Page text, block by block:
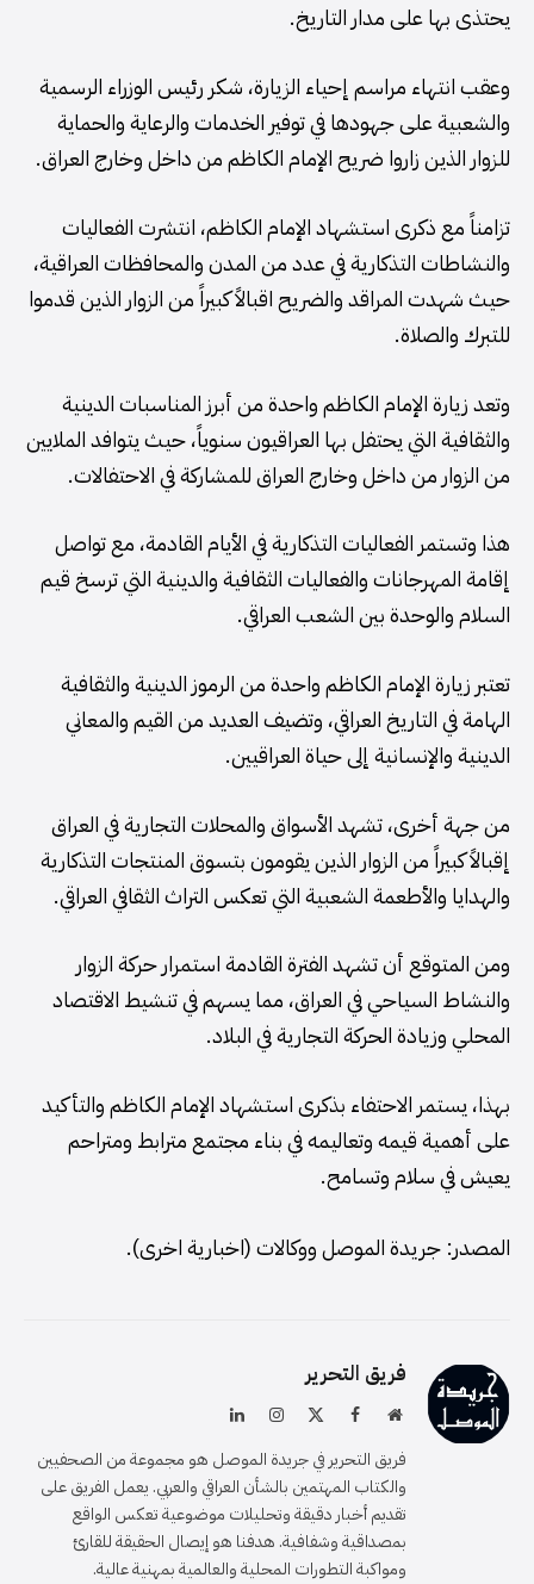
يحتذى بها على مدار التاريخ.
وعقب انتهاء مراسم إحياء الزيارة، شكر رئيس الوزراء الرسمية
والشعبية على جهودها في توفير الخدمات والرعاية والحماية
للزوار الذين زاروا ضريح الإمام الكاظم من داخل وخارج العراق.
تزامناً مع ذكرى استشهاد الإمام الكاظم، انتشرت الفعاليات
والنشاطات التذكارية في عدد من المدن والمحافظات العراقية،
حيث شهدت المراقد والضريح اقبالاً كبيراً من الزوار الذين قدموا
للتبرك والصلاة.
وتعد زيارة الإمام الكاظم واحدة من أبرز المناسبات الدينية
والثقافية التي يحتفل بها العراقيون سنوياً، حيث يتوافد الملايين
من الزوار من داخل وخارج العراق للمشاركة في الاحتفالات.
هذا وتستمر الفعاليات التذكارية في الأيام القادمة، مع تواصل
إقامة المهرجانات والفعاليات الثقافية والدينية التي ترسخ قيم
السلام والوحدة بين الشعب العراقي.
تعتبر زيارة الإمام الكاظم واحدة من الرموز الدينية والثقافية
الهامة في التاريخ العراقي، وتضيف العديد من القيم والمعاني
الدينية والإنسانية إلى حياة العراقيين.
من جهة أخرى، تشهد الأسواق والمحلات التجارية في العراق
إقبالاً كبيراً من الزوار الذين يقومون بتسوق المنتجات التذكارية
والهدايا والأطعمة الشعبية التي تعكس التراث الثقافي العراقي.
ومن المتوقع أن تشهد الفترة القادمة استمرار حركة الزوار
والنشاط السياحي في العراق، مما يسهم في تنشيط الاقتصاد
المحلي وزيادة الحركة التجارية في البلاد.
بهذا، يستمر الاحتفاء بذكرى استشهاد الإمام الكاظم والتأكيد
على أهمية قيمه وتعاليمه في بناء مجتمع مترابط ومتراحم
يعيش في سلام وتسامح.
المصدر: جريدة الموصل ووكالات (اخبارية اخرى).
فريق التحرير
موقعفيسبوك الانستغرام
لينكدإن
فريق التحرير في جريدة الموصل هو مجموعة من الصحفيين
والكتاب المهتمين بالشأن العراقي والعربي. يعمل الفريق على
تقديم أخبار دقيقة وتحليلات موضوعية تعكس الواقع
بمصداقية وشفافية. هدفنا هو إيصال الحقيقة للقارئ
ومواكبة التطورات المحلية والعالمية بمهنية عالية.